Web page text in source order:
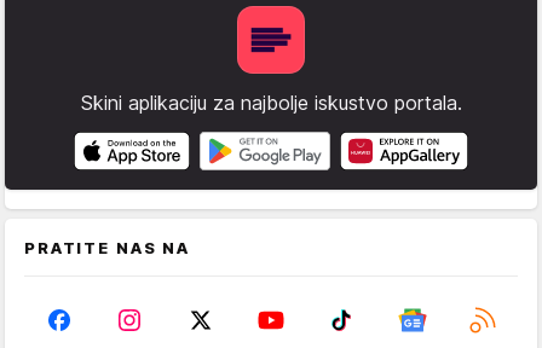
Skini aplikaciju za najbolje iskustvo portala.
PRATITE NAS NA